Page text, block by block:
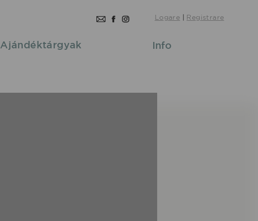
Logare | Registrare
Ajándéktárgyak Info